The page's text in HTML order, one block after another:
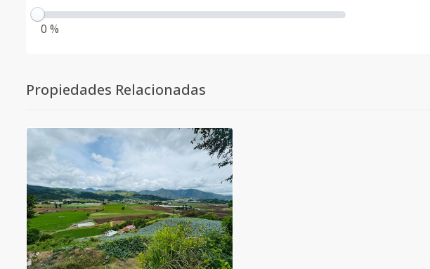
0 %
Propiedades Relacionadas